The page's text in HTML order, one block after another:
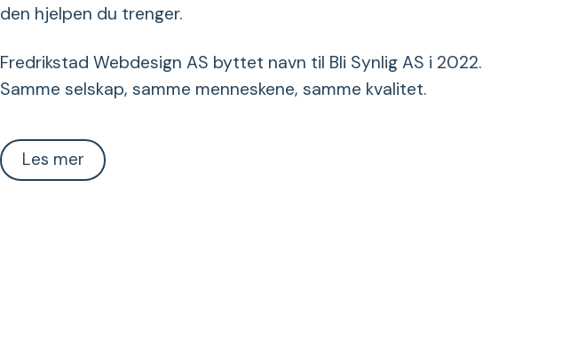
den hjelpen du trenger.
Fredrikstad Webdesign AS byttet navn til Bli Synlig AS i 2022.
Samme selskap, samme menneskene, samme kvalitet.
Les mer